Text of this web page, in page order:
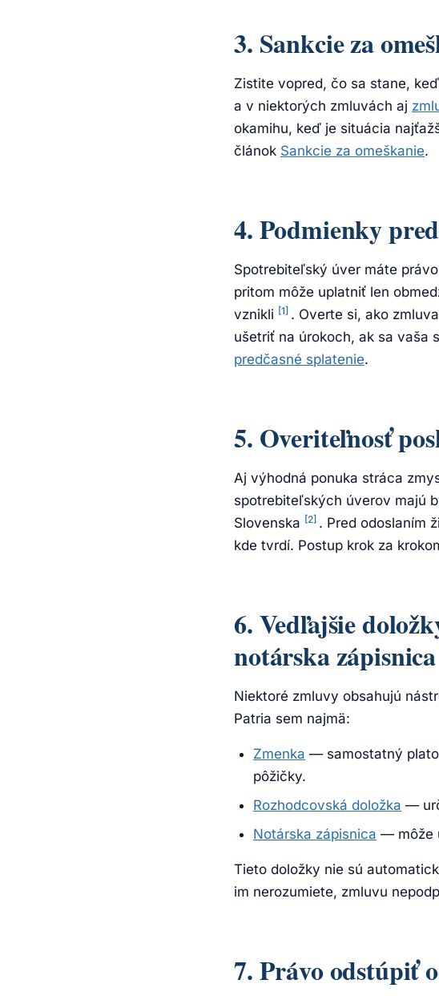
3. Sankcie za
Zistite vopred, čo sa stane,
a v niektorých zmluvách aj
okamihu, keď je situácia
článok Sankcie za omeškanie.
4. Podmienky
Spotrebiteľský úver máte
pritom môže uplatniť len
vznikli [1] . Overte si, ako
ušetriť na úrokoch, ak sa vaša
predčasné splatenie.
5. Overiteľnosť
Aj výhodná ponuka stráca
spotrebiteľských úverov majú
Slovenska [2] . Pred odoslaním
kde tvrdí. Postup krok za
6. Vedľajšie
notárska zápisnica
Niektoré zmluvy obsahujú
Patria sem najmä:
Zmenka — samostatný
pôžičky.
Rozhodcovská doložka —
Notárska zápisnica — môže
Tieto doložky nie sú
im nerozumiete, zmluvu
7. Právo odstúpiť